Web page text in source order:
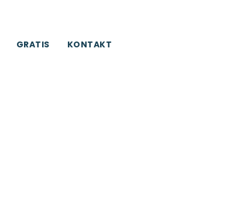
GRATIS KONTAKT